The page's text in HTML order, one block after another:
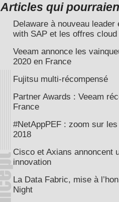
Articles qui
Delaware à nouveau leader
with SAP et les offres cloud
Veeam annonce les
2020 en France
Fujitsu multi-récompensé
Partner Awards : Veeam
France
#NetAppPEF : zoom sur
2018
Cisco et Axians annoncent
innovation
La Data Fabric, mise à
Night